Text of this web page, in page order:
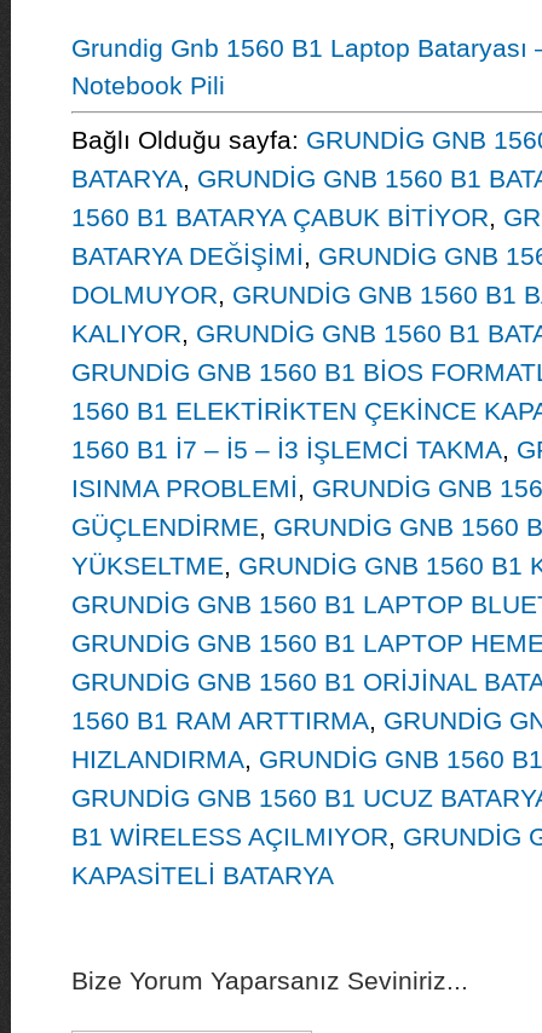
Grundig Gnb 1560 B1 Laptop Bataryası
Notebook Pili
Bağlı Olduğu sayfa: GRUNDİG GNB
BATARYA, GRUNDİG GNB 1560 B1
1560 B1 BATARYA ÇABUK BİTİYOR,
BATARYA DEĞİŞİMİ, GRUNDİG GNB
DOLMUYOR, GRUNDİG GNB 1560 B1
KALIYOR, GRUNDİG GNB 1560 B1
GRUNDİG GNB 1560 B1 BİOS
1560 B1 ELEKTİRİKTEN ÇEKİNCE
1560 B1 İ7 – İ5 – İ3 İŞLEMCİ TAKMA,
ISINMA PROBLEMİ, GRUNDİG GNB
GÜÇLENDİRME, GRUNDİG GNB 1560
YÜKSELTME, GRUNDİG GNB 1560 B1
GRUNDİG GNB 1560 B1 LAPTOP
GRUNDİG GNB 1560 B1 LAPTOP
GRUNDİG GNB 1560 B1 ORİJİNAL
1560 B1 RAM ARTTIRMA, GRUNDİG
HIZLANDIRMA, GRUNDİG GNB 1560
GRUNDİG GNB 1560 B1 UCUZ
B1 WİRELESS AÇILMIYOR, GRUNDİG
KAPASİTELİ BATARYA
Bize Yorum Yaparsanız Seviniriz...